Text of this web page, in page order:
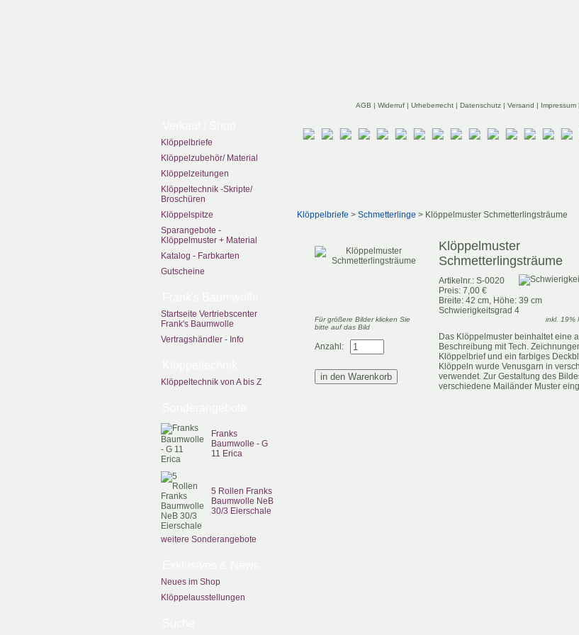
AGB | Widerruf | Urheberrecht | Datenschutz | Versand | Impressum
Klöppelbriefe
Klöppelzubehör/ Material
Klöppelzeitungen
Klöppeltechnik -Skripte/
Broschüren
Klöppelspitze
Sparangebote -
Klöppelmuster + Material
Katalog - Farbkarten
Gutscheine
Startseite Vertriebscenter
Frank's Baumwolle
Vertragshändler - Info
Klöppeltechnik von A bis Z
Franks
Baumwolle - G
11 Erica
5 Rollen Franks
Baumwolle NeB
30/3 Eierschale
weitere Sonderangebote
Neues im Shop
Klöppelausstellungen
Klöppelbriefe > Schmetterlinge > Klöppelmuster Schmetterlingsträume
Klöppelmuster
Schmetterlingsträume
Artikelnr.: S-0020
Preis: 7,00 €
Breite: 42 cm, Höhe: 39 cm
Schwierigkeitsgrad 4
Für größere Bilder klicken Sie
bitte auf das Bild
Anzahl:
inkl. 19%
Das Klöppelmuster beinhaltet eine
Beschreibung mit Tech.
Klöppelbrief und ein farbiges
Klöppeln wurde Venusgarn in
verwendet. Zur Gestaltung des
verschiedene Mailänder Muster